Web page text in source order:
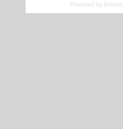
Powered by